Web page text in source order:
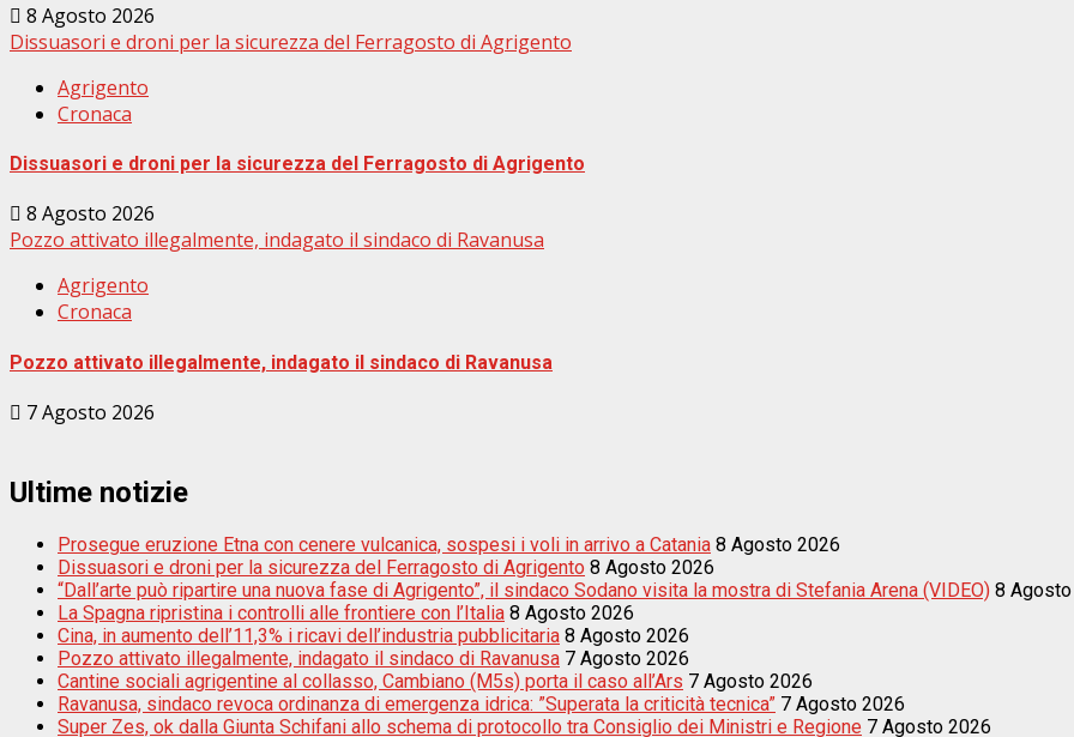
8 Agosto 2026
Dissuasori e droni per la sicurezza del Ferragosto di Agrigento
Agrigento
Cronaca
Dissuasori e droni per la sicurezza del Ferragosto di Agrigento
8 Agosto 2026
Pozzo attivato illegalmente, indagato il sindaco di Ravanusa
Agrigento
Cronaca
Pozzo attivato illegalmente, indagato il sindaco di Ravanusa
7 Agosto 2026
Ultime notizie
Prosegue eruzione Etna con cenere vulcanica, sospesi i voli in arrivo a Catania 8 Agosto 2026
Dissuasori e droni per la sicurezza del Ferragosto di Agrigento 8 Agosto 2026
“Dall’arte può ripartire una nuova fase di Agrigento”, il sindaco Sodano visita la mostra di Stefania Arena (VIDEO) 8
La Spagna ripristina i controlli alle frontiere con l’Italia 8 Agosto 2026
Cina, in aumento dell’11,3% i ricavi dell’industria pubblicitaria 8 Agosto 2026
Pozzo attivato illegalmente, indagato il sindaco di Ravanusa 7 Agosto 2026
Cantine sociali agrigentine al collasso, Cambiano (M5s) porta il caso all’Ars 7 Agosto 2026
Ravanusa, sindaco revoca ordinanza di emergenza idrica: ”Superata la criticità tecnica” 7 Agosto 2026
Super Zes, ok dalla Giunta Schifani allo schema di protocollo tra Consiglio dei Ministri e Regione 7 Agosto 2026